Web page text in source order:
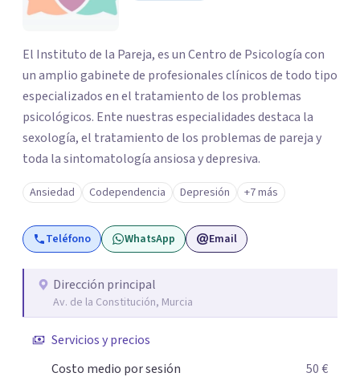
El Instituto de la Pareja, es un Centro de Psicología con
un amplio gabinete de profesionales clínicos de todo tipo
especializados en el tratamiento de los problemas
psicológicos. Ente nuestras especialidades destaca la
sexología, el tratamiento de los problemas de pareja y
toda la sintomatología ansiosa y depresiva.
Ansiedad Codependencia Depresión +7 más
Teléfono WhatsApp Email
Dirección principal
Av. de la Constitución, Murcia
Servicios y precios
Costo medio por sesión
50 €